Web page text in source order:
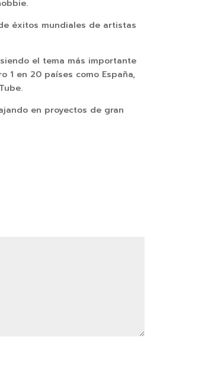
de éxitos mundiales de artistas
el tema más importante
1 en 20 países como España,
en proyectos de gran